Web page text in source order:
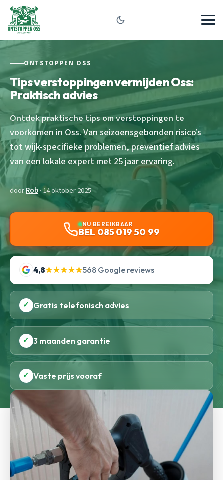
ONTSTOPPEN OSS
Tips verstoppingen vermijden Oss:
Praktisch advies
Ontdek praktische tips om verstoppingen te
voorkomen in Oss. Van seizoensgebonden risico’s
tot wijk-specifieke problemen, preventief advies
van een lokale expert met 25 jaar ervaring.
doorRob· 14 oktober 2025
NU BEREIKBAAR
BEL 085 019 50 99
4,8★★★★★568 Google reviews
✓ Gratis telefonisch advies
✓ 3 maanden garantie
✓ Vaste prijs vooraf